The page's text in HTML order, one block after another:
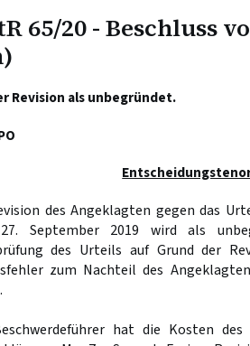
65/20 - Beschluss
Revision als unbegründet.
des Angeklagten gegen das
September 2019 wird als
des Urteils auf Grund der
zum Nachteil des
hat die Kosten